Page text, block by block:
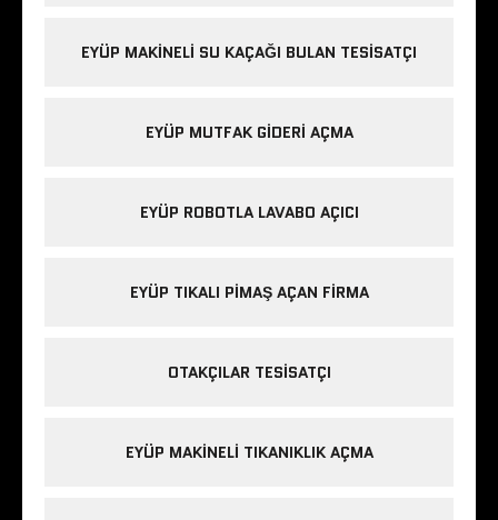
EYÜP MAKINELI SU KAÇAĞI BULAN TESISATÇI
EYÜP MUTFAK GIDERI AÇMA
EYÜP ROBOTLA LAVABO AÇICI
EYÜP TIKALI PIMAŞ AÇAN FIRMA
OTAKÇILAR TESISATÇI
EYÜP MAKINELI TIKANIKLIK AÇMA